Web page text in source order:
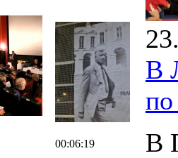
00:06:19
В
В